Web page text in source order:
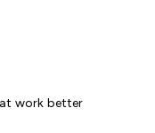
work better